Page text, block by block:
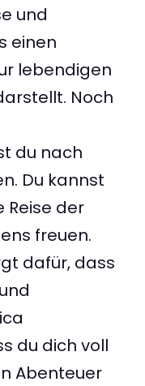
und
einen
lebendigen
Noch
du nach
Du kannst
Reise der
freuen.
dafür, dass
du dich voll
Abenteuer